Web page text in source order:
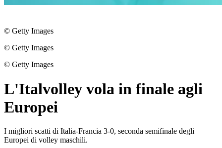
© Getty Images
© Getty Images
© Getty Images
L'Italvolley vola in finale agli
Europei
I migliori scatti di Italia-Francia 3-0, seconda semifinale degli
Europei di volley maschili.